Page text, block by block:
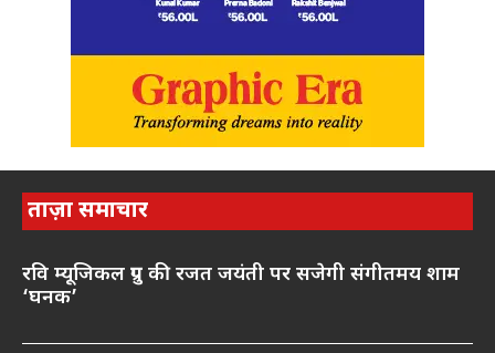
ताज़ा समाचार
रवि म्यूजिकल ग्रुप की रजत जयंती पर सजेगी संगीतमय शाम
‘घनक’